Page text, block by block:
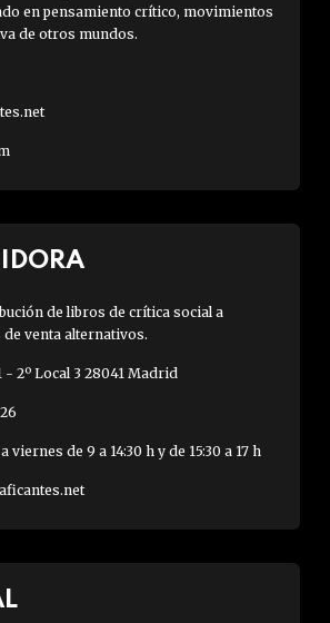
en pensamiento crítico, movimientos
de otros mundos.
de libros de crítica social a
venta alternativos.
- 2º Local 3 28041 Madrid
de 9 a 14:30 h y de 15:30 a 17 h